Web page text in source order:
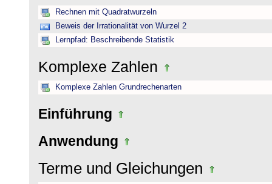
Rechnen mit Quadratwurzeln
Beweis der Irrationalität von Wurzel 2
Lernpfad: Beschreibende Statistik
Komplexe Zahlen
Komplexe Zahlen Grundrechenarten
Einführung
Anwendung
Terme und Gleichungen